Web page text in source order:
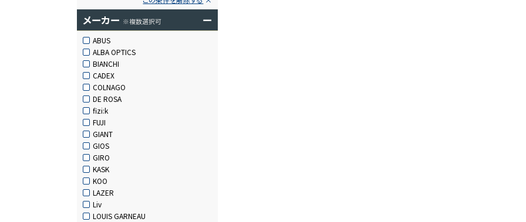
メーカー ※複数選択可 ー
ABUS
ALBA OPTICS
BIANCHI
CADEX
COLNAGO
DE ROSA
fizi:k
FUJI
GIANT
GIOS
GIRO
KASK
KOO
LAZER
Liv
LOUIS GARNEAU